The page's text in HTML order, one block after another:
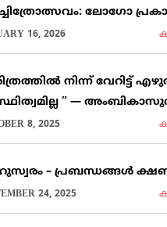
ലോഗോ
16, 2026
നിന്ന് വേറിട്ട്
” —
8, 2025
– പ്രബന്ധങ്ങൾ
24, 2025